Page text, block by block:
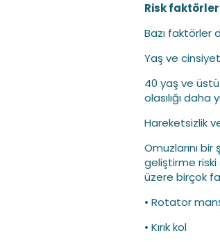
Risk
Bazı faktörler
Yaş ve cinsiyet
40 yaş ve
olasılığı daha
Hareketsizlik
Omuzlarını
geliştirme riski
üzere birçok
• Rotator
• Kırık kol